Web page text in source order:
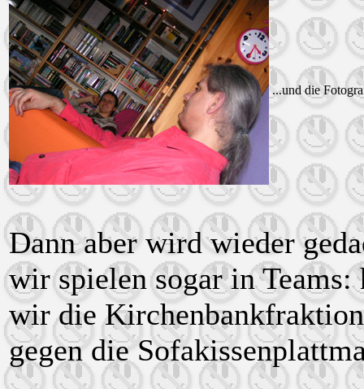
...und die
Dann aber wird wieder
wir spielen sogar in Teams:
wir die
gegen die